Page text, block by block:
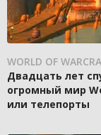
WORLD OF
Двадцать лет
огромный мир
или телепорты